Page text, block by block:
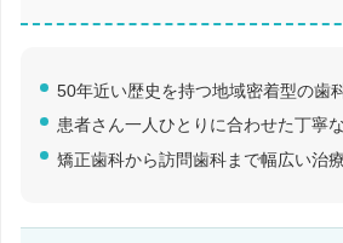
50年近い歴史を持つ地域密着型の歯
患者さん一人ひとりに合わせた丁寧
矯正歯科から訪問歯科まで幅広い治